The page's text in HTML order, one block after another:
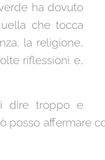
ha dovuto
che tocca
la religione,
riflessioni e,
dire troppo e
posso affermare